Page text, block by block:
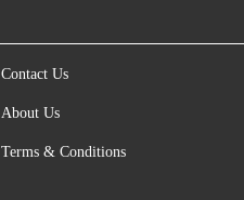
Contact Us
About Us
Terms & Conditions